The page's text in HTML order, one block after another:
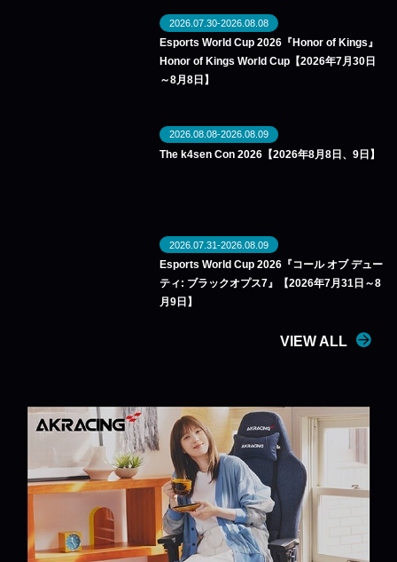
2026.07.30-2026.08.08
Esports World Cup 2026『Honor of Kings』
Honor of Kings World Cup【2026年7月30日
～8月8日】
2026.08.08-2026.08.09
The k4sen Con 2026【2026年8月8日、9日】
2026.07.31-2026.08.09
Esports World Cup 2026『コール オブ デュー
ティ: ブラックオプス7』【2026年7月31日～8
月9日】
VIEW ALL